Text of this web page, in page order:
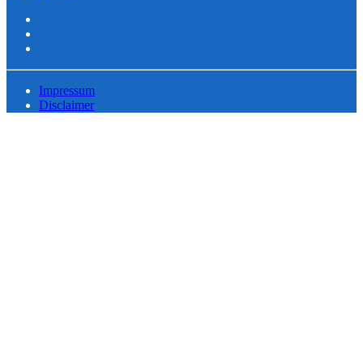
Impressum
Disclaimer